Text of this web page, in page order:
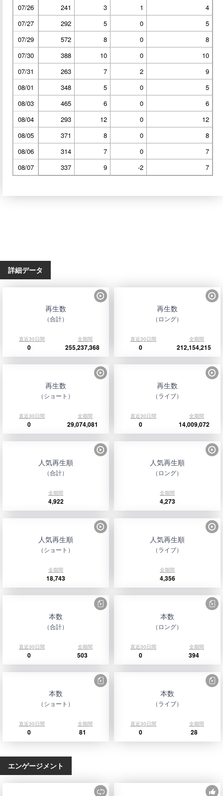
07/26 241 3 1
4
07/27
292 5 0
5
07/29
572 8 0
8
07/30
388 10 0
10
07/31
263 7 2
9
08/01
348 5 0
5
08/03
465 6 0
6
08/04
293 12 0
12
08/05
371 8 0
8
08/06
314 7 0
7
08/07
337 9 -2 7
詳細データ
再生数
（合計）
直近30日間 全期間
0 255,237,368
再生数
（ロング）
直近30日間 全期間
0 212,154,215
再生数
（ショート）
直近30日間 全期間
0 29,074,081
再生数
（ライブ）
直近30日間 全期間
0 14,009,072
人気再生順
（合計）
全期間
4,922
人気再生順
（ロング）
全期間
4,273
人気再生順
（ショート）
全期間
18,743
人気再生順
（ライブ）
全期間
4,356
本数
（合計）
直近30日間 全期間
0 503
本数
（ロング）
直近30日間 全期間
0 394
本数
（ショート）
直近30日間 全期間
0 81
本数
（ライブ）
直近30日間 全期間
0 28
エンゲージメント